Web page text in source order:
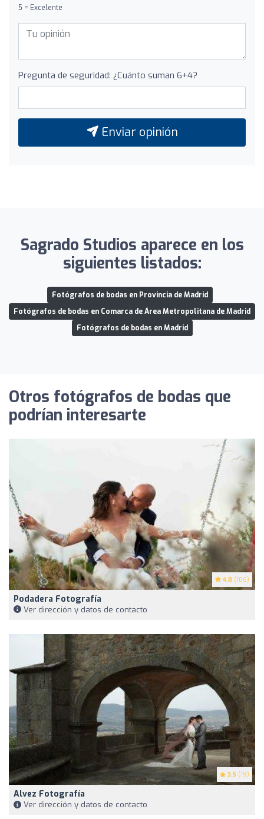
5 = Excelente
Pregunta de seguridad: ¿Cuánto suman 6+4?
Enviar opinión
Sagrado Studios aparece en los
siguientes listados:
Fotógrafos de bodas en Provincia de Madrid
Fotógrafos de bodas en Comarca de Área Metropolitana de Madrid
Fotógrafos de bodas en Madrid
Otros fotógrafos de bodas que
podrían interesarte
4.8 (106)
Podadera Fotografía
Ver dirección y datos de contacto
3.5 (19)
Alvez Fotografía
Ver dirección y datos de contacto